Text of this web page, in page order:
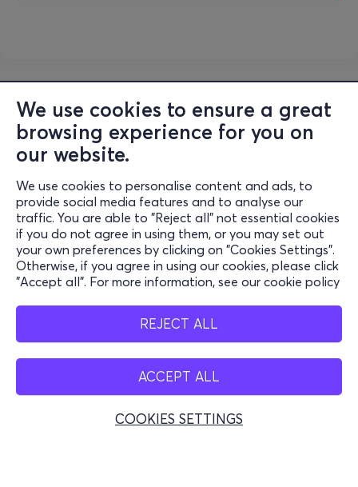
We use cookies to ensure a great
browsing experience for you on
our website.
We use cookies to personalise content and ads, to
provide social media features and to analyse our
traffic. You are able to "Reject all" not essential cookies
if you do not agree in using them, or you may set out
your own preferences by clicking on "Cookies Settings".
Otherwise, if you agree in using our cookies, please click
"Accept all". For more information, see our cookie policy
REJECT ALL
ACCEPT ALL
COOKIES SETTINGS
Информация
поддръжка
Останете свързани
Мобилно приложение